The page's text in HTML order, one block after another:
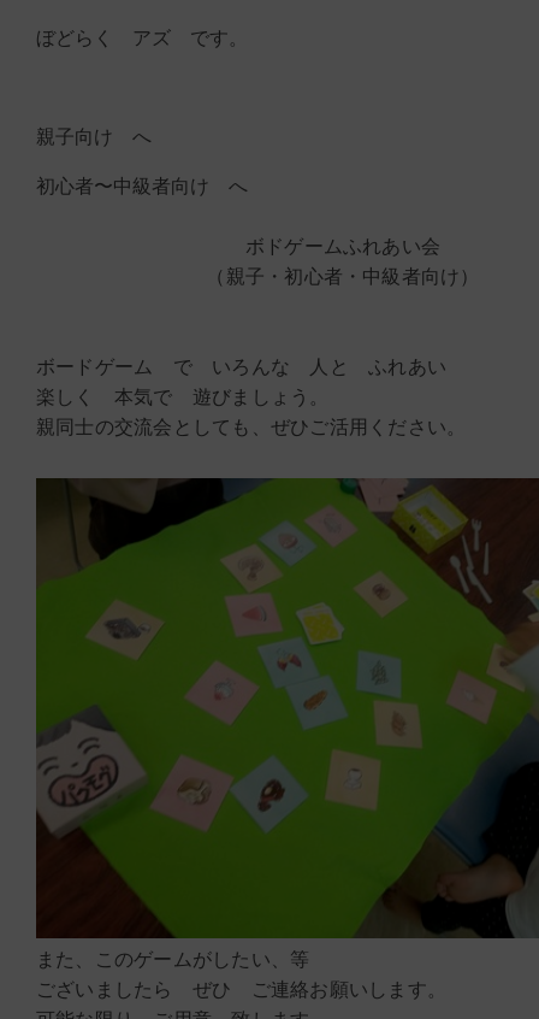
ぼどらく アズ です。
親子向け へ
初心者〜中級者向け へ
ボドゲームふれあい会
（親子・初心者・中級者向け）
ボードゲーム で いろんな 人と ふれあい
楽しく 本気で 遊びましょう。
親同士の交流会としても、ぜひご活用ください。
また、このゲームがしたい、等
ございましたら ぜひ ご連絡お願いします。